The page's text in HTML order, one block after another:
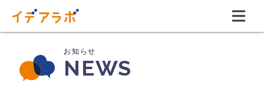
NEWS